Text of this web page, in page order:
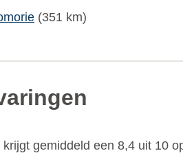
(351 km)
krijgt gemiddeld een 8,4 uit 10